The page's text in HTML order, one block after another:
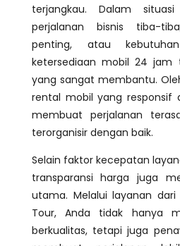
terjangkau. Dalam
perjalanan bisnis tiba-
penting, atau
ketersediaan mobil 24 jam
yang sangat membantu.
rental mobil yang responsif
membuat perjalanan
terorganisir dengan baik.
Selain faktor kecepatan
transparansi harga juga
utama. Melalui layanan
Tour, Anda tidak hanya
berkualitas, tetapi juga